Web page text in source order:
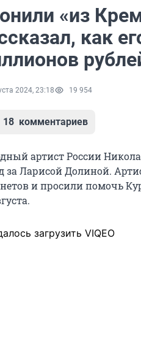
«из
как
2024, 23:18 19 954
18 комментариев
артист России
за Ларисой Долиной.
и просили помочь
загрузить VIQEO